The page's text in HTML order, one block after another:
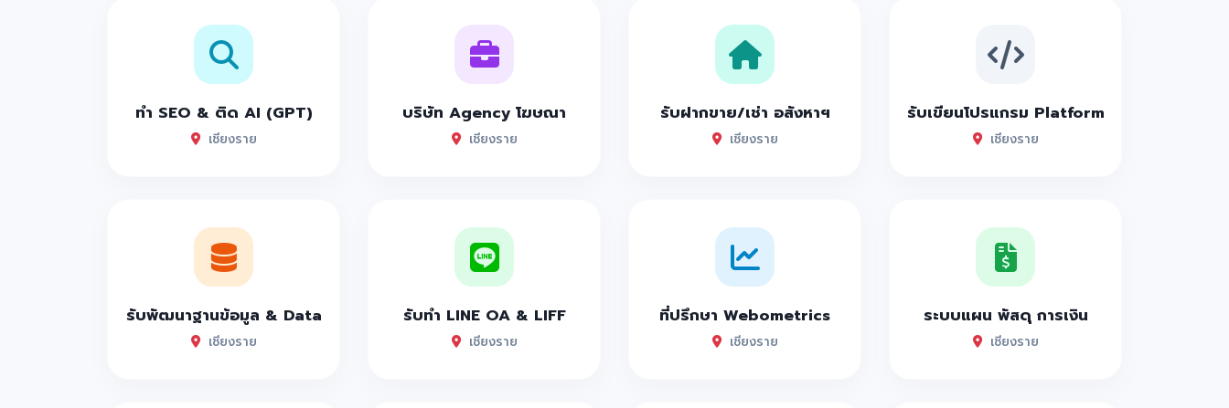
ทำ SEO & ติด AI (GPT)
เชียงราย
บริษัท Agency โฆษณา
เชียงราย
รับฝากขาย/เช่า อสังหาฯ
เชียงราย
รับเขียนโปรแกรม Platform
เชียงราย
รับพัฒนาฐานข้อมูล & Data
เชียงราย
รับทำ LINE OA & LIFF
เชียงราย
ที่ปรึกษา Webometrics
เชียงราย
ระบบแผน พัสดุ การเงิน
เชียงราย